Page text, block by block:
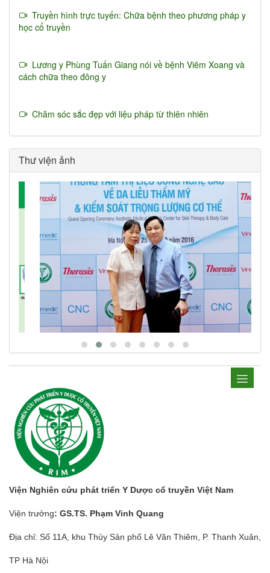
Truyền hình trực tuyến: Chữa bệnh theo phương pháp y
học cổ truyền
Lương y Phùng Tuấn Giang nói về bệnh Viêm Xoang và
cách chữa theo đông y
Chăm sóc sắc đẹp với liệu pháp từ thiên nhiên
Thư viện ảnh
Viện Nghiên cứu phát triển Y Dược cổ truyền Việt Nam
Viện trưởng: GS.TS. Phạm Vinh Quang
Địa chỉ: Số 11A, khu Thủy Sản phố Lê Văn Thiêm, P. Thanh Xuân,
TP Hà Nội